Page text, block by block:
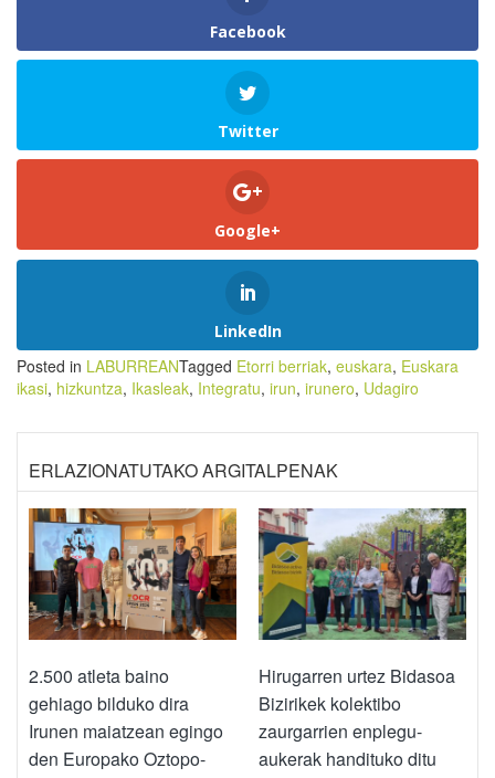
Facebook
Twitter
Google+
LinkedIn
Posted in LABURREANTagged Etorri berriak, euskara, Euskara
ikasi, hizkuntza, Ikasleak, Integratu, irun, irunero, Udagiro
ERLAZIONATUTAKO ARGITALPENAK
2.500 atleta baino
gehiago bilduko dira
Irunen maiatzean egingo
den Europako Oztopo-
Hirugarren urtez Bidasoa
Bizirikek kolektibo
zaurgarrien enplegu-
aukerak handituko ditu